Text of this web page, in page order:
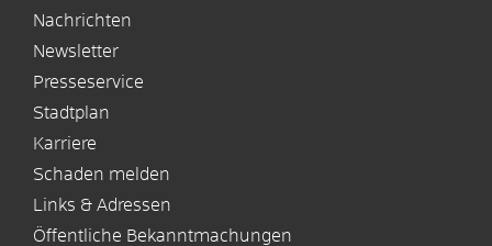
Nachrichten
Newsletter
Presseservice
Stadtplan
Karriere
Schaden melden
Links & Adressen
Öffentliche Bekanntmachungen